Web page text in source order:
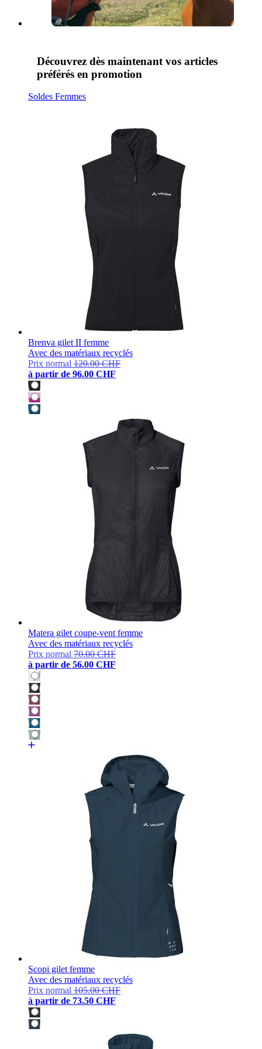
Découvrez dès maintenant vos articles
préférés en promotion
Soldes Femmes
Brenva gilet II femme
Avec des matériaux recyclés
Prix normal 120.00 CHF
à partir de 96.00 CHF
Matera gilet coupe-vent femme
Avec des matériaux recyclés
Prix normal 70.00 CHF
à partir de 56.00 CHF
Scopi gilet femme
Avec des matériaux recyclés
Prix normal 105.00 CHF
à partir de 73.50 CHF